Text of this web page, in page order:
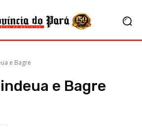
e Bagre
e Bagre